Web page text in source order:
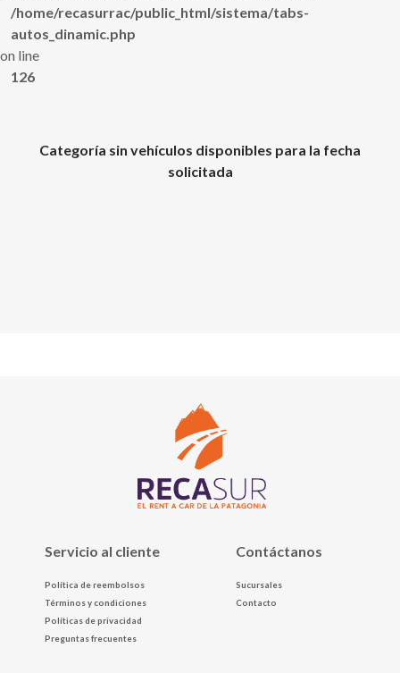
/home/recasurrac/public_html/sistema/tabs-
autos_dinamic.php
on line
126
Categoría sin vehículos disponibles para la fecha
solicitada
Servicio al cliente
Política de reembolsos
Términos y condiciones
Políticas de privacidad
Preguntas frecuentes
Contáctanos
Sucursales
Contacto